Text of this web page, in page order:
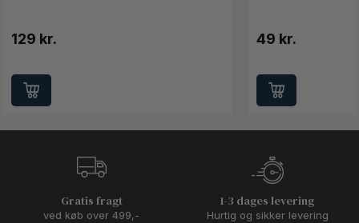
129 kr. 49 kr.
Gratis fragt
ved køb over 499,-
1-3 dages levering
Hurtig og sikker levering